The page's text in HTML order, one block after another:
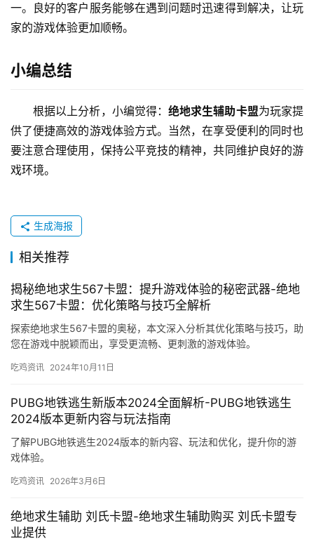
一。良好的客户服务能够在遇到问题时迅速得到解决，让玩
家的游戏体验更加顺畅。
小编总结
根据以上分析，小编觉得：绝地求生辅助卡盟为玩家提
供了便捷高效的游戏体验方式。当然，在享受便利的同时也
要注意合理使用，保持公平竞技的精神，共同维护良好的游
戏环境。
生成海报
相关推荐
揭秘绝地求生567卡盟：提升游戏体验的秘密武器-绝地
求生567卡盟：优化策略与技巧全解析
探索绝地求生567卡盟的奥秘，本文深入分析其优化策略与技巧，助
您在游戏中脱颖而出，享受更流畅、更刺激的游戏体验。
吃鸡资讯 2024年10月11日
PUBG地铁逃生新版本2024全面解析-PUBG地铁逃生
2024版本更新内容与玩法指南
了解PUBG地铁逃生2024版本的新内容、玩法和优化，提升你的游
戏体验。
吃鸡资讯 2026年3月6日
绝地求生辅助 刘氏卡盟-绝地求生辅助购买 刘氏卡盟专
业提供